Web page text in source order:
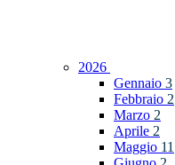
2026
Gennaio 3
Febbraio 2
Marzo 2
Aprile 2
Maggio 11